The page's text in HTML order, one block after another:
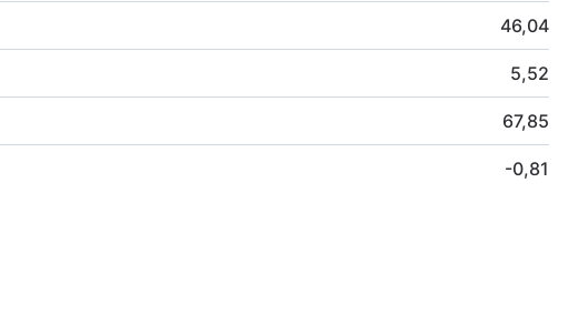
46,04
5,52
67,85
-0,81